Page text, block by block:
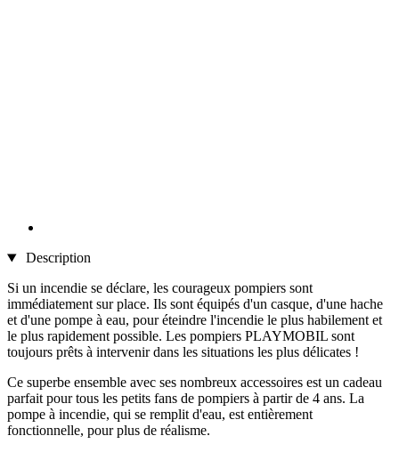
Description
Si un incendie se déclare, les courageux pompiers sont
immédiatement sur place. Ils sont équipés d'un casque, d'une hache
et d'une pompe à eau, pour éteindre l'incendie le plus habilement et
le plus rapidement possible. Les pompiers PLAYMOBIL sont
toujours prêts à intervenir dans les situations les plus délicates !
Ce superbe ensemble avec ses nombreux accessoires est un cadeau
parfait pour tous les petits fans de pompiers à partir de 4 ans. La
pompe à incendie, qui se remplit d'eau, est entièrement
fonctionnelle, pour plus de réalisme.